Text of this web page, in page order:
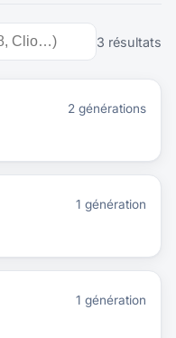
3 résultats
2 générations
1 génération
1 génération